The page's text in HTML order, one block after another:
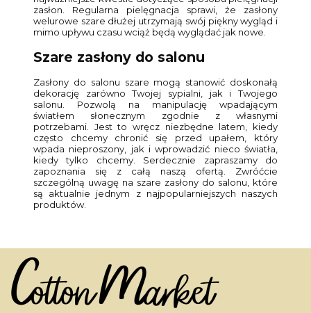
zasłon. Regularna pielęgnacja sprawi, że zasłony
welurowe szare dłużej utrzymają swój piękny wygląd i
mimo upływu czasu wciąż będą wyglądać jak nowe.
Szare zasłony do salonu
Zasłony do salonu szare mogą stanowić doskonałą
dekorację zarówno Twojej sypialni, jak i Twojego
salonu. Pozwolą na manipulację wpadającym
światłem słonecznym zgodnie z własnymi
potrzebami. Jest to wręcz niezbędne latem, kiedy
często chcemy chronić się przed upałem, który
wpada nieproszony, jak i wprowadzić nieco światła,
kiedy tylko chcemy. Serdecznie zapraszamy do
zapoznania się z całą naszą ofertą. Zwróćcie
szczególną uwagę na szare zasłony do salonu, które
są aktualnie jednym z najpopularniejszych naszych
produktów.